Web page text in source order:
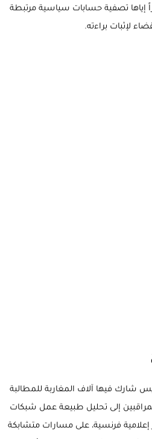
إياها تصفية حسابات سياسية مرتبطة
لإثبات براءته.
شارك فيها آلاف المغاربة للمطالبة
إلى تحليل طبيعة عمل شبكات
إعلامية فرنسية، على مسارات متشابكة